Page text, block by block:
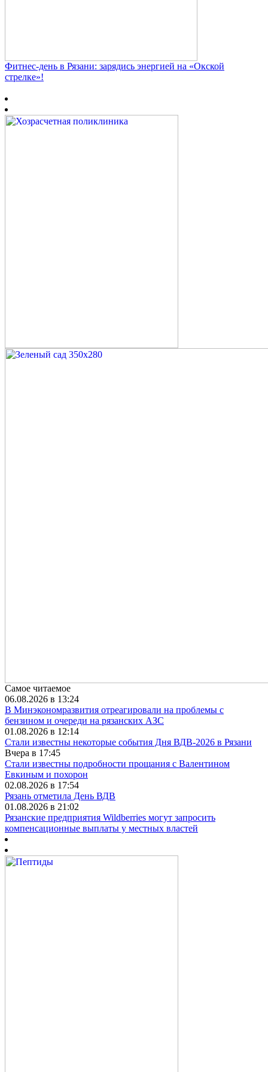
Фитнес‑день в Рязани: зарядись энергией на «Окской
стрелке»!
Самое читаемое
06.08.2026 в 13:24
В Минэкономразвития отреагировали на проблемы с
бензином и очереди на рязанских АЗС
01.08.2026 в 12:14
Стали известны некоторые события Дня ВДВ-2026 в Рязани
Вчера в 17:45
Стали известны подробности прощания с Валентином
Евкиным и похорон
02.08.2026 в 17:54
Рязань отметила День ВДВ
01.08.2026 в 21:02
Рязанские предприятия Wildberries могут запросить
компенсационные выплаты у местных властей